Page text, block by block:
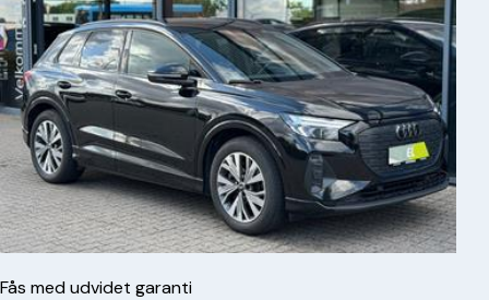
Fås med udvidet garanti